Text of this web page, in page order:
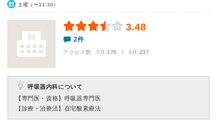
土曜（〜11:30）
3.48
2件
アクセス数 7月:170 | 6月:237
呼吸器内科について
【専門医・資格】 呼吸器専門医
【診療・治療法】 在宅酸素療法